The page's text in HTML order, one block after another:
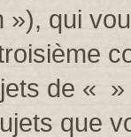
»), qui
de «
que